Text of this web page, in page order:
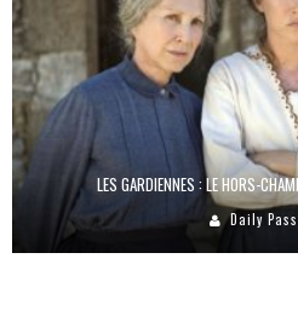
LES GARDIENNES : LE HORS-
Daily